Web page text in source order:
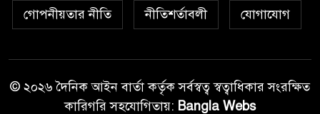
ডোনার্স ক্লাব” এবং “হাসিমুখ পরিবার”
আইনানুগ ব্যবস্থা: তথ্য উপদেষ্টা
৯
জবিতে ছাত্রদল-শিবির সংঘর্ষ, ভিপি-
গোপনীয়তার নীতি নীতিশর্তাবলী যোগাযোগ
© ২০২৬ দৈনিক আইন বার্তা কর্তৃক সর্বস্বত্ব স্বত্বাধিকার সংরক্ষিত
কারিগরি সহযোগিতায়: Bangla Webs